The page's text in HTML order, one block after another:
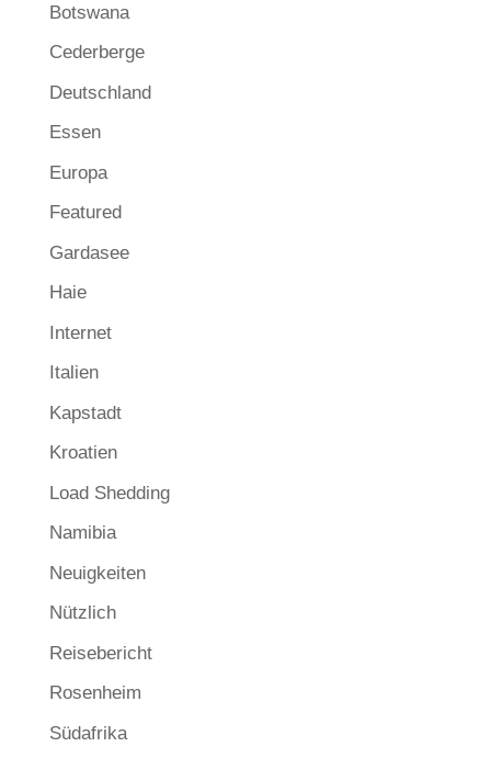
Botswana
Cederberge
Deutschland
Essen
Europa
Featured
Gardasee
Haie
Internet
Italien
Kapstadt
Kroatien
Load Shedding
Namibia
Neuigkeiten
Nützlich
Reisebericht
Rosenheim
Südafrika